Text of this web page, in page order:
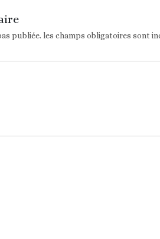
publiée. les champs obligatoires sont